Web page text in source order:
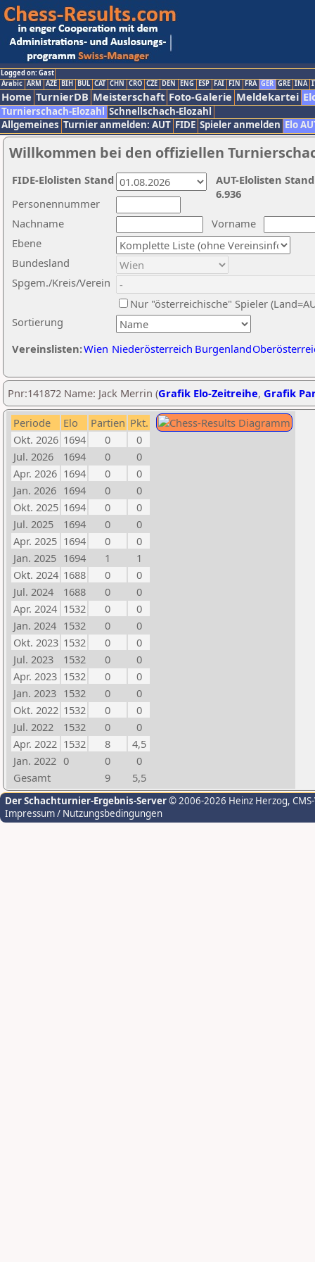
Logged on: Gast
Arabic ARM AZE BIH BUL CAT CHN CRO CZE DEN ENG ESP FAI FIN FRA GER GRE INA
Home TurnierDB Meisterschaft Foto-Galerie Meldekartei
Turnierschach-Elozahl Schnellschach-Elozahl
Allgemeines Turnier anmelden: AUT FIDE Spieler anmelden Elo
Willkommen bei den offiziellen
Nachname
Vorname
Ebene
Sortierung
Personennummer
Bundesland
Spgem./Kreis/Verein
Nur "österreichische" Spieler
Vereinslisten:Wien Niederösterreich Burgenland
AUT-Elolisten
6.936
FIDE-Elolisten Stand
Pnr:141872 Name: Jack Merrin (Grafik Elo-Zeitreihe, Grafik
Periode Elo Partien Pkt.
Okt. 2026 1694 0
0
Jul. 2026
1694 0
0
Apr. 2026 1694 0
0
Jan. 2026 1694 0
0
Okt. 2025 1694 0
0
Jul. 2025
1694 0
0
Apr. 2025 1694 0
0
Jan. 2025 1694 1
1
Okt. 2024 1688 0
0
Jul. 2024
1688 0
0
Apr. 2024 1532 0
0
Jan. 2024 1532 0
0
Okt. 2023 1532 0
0
Jul. 2023
1532 0
0
Apr. 2023 1532 0
0
Jan. 2023 1532 0
0
Okt. 2022 1532 0
0
Jul. 2022
1532 0
0
Apr. 2022 1532 8
4,5
Jan. 2022 0 0
0
Gesamt
9 5,5
Der Schachturnier-Ergebnis-Server© 2006-2026 Heinz Herzog,
Impressum / Nutzungsbedingungen